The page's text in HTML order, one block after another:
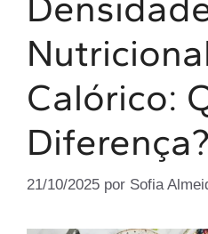
Calórico:
Diferença?
21/10/2025 por Sofia